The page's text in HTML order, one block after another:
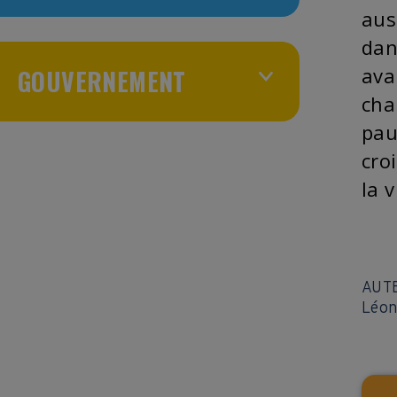
GOUVERNEMENT
la